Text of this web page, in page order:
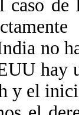
de
no
hay
y el